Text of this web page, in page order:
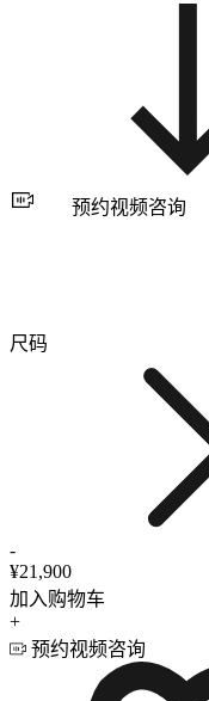
预约视频咨询
尺码
-
¥21,900
加入购物车
+
预约视频咨询